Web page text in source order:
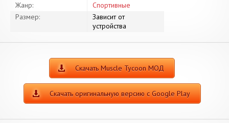
Жанр:
Спортивные
Размер:
Зависит от
устройства
Скачать Muscle Tycoon МОД
Скачать оригинальную версию с Google Play